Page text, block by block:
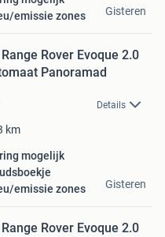
emissie zones
Gisteren
Rover Evoque 2.0
Panoramad
Details
km
mogelijk
emissie zones
Gisteren
Rover Evoque 2.0